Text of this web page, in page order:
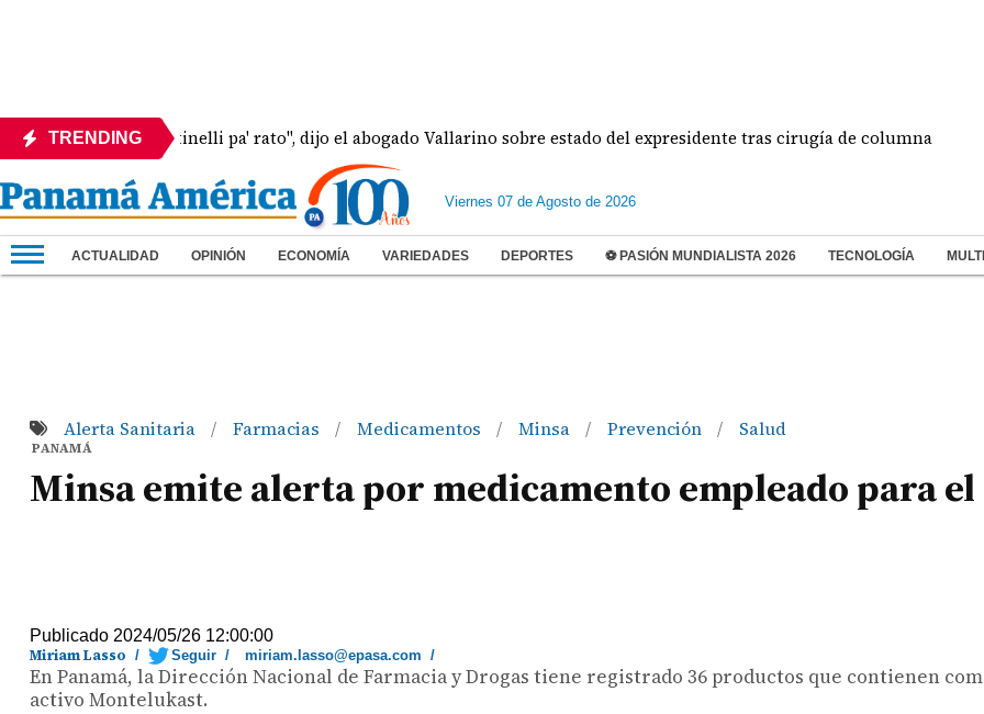
TRENDING
"Hay Martinelli pa' rato", dijo el abogado Vallarino sobre estado del expresidente tras cirugía de columna
Viernes 07 de Agosto de 2026
ACTUALIDAD OPINIÓN ECONOMÍA VARIEDADES DEPORTES ⚽ PASIÓN MUNDIALISTA 2026 TECNOLOGÍA
Alerta Sanitaria / Farmacias / Medicamentos / Minsa / Prevención / Salud
PANAMÁ
Minsa emite alerta por medicamento empleado para el
Publicado 2024/05/26 12:00:00
Miriam Lasso / Seguir / miriam.lasso@epasa.com /
En Panamá, la Dirección Nacional de Farmacia y Drogas tiene registrado 36 productos que contienen
activo Montelukast.